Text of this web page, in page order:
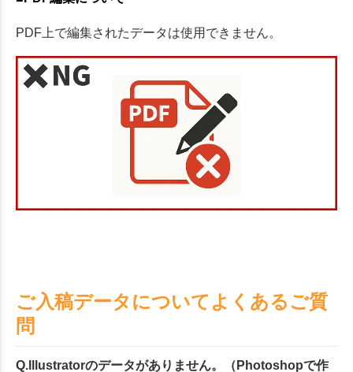
PDF上で編集されたデータは使用できません。
ご入稿データについてよくあるご質
問
Q.Illustratorのデータがありません。（Photoshopで作